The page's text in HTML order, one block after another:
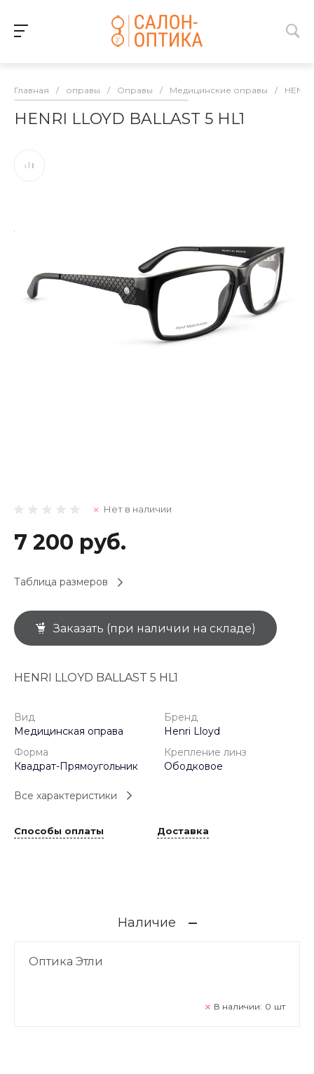
Главная / оправы / Оправы / Медицинские оправы /
HENRI LLOYD BALLAST 5 HL1
Нет в наличии
7 200 руб.
Таблица размеров
Заказать (при наличии на складе)
HENRI LLOYD BALLAST 5 HL1
Вид
Медицинская оправа
Бренд
Henri Lloyd
Форма
Квадрат-Прямоугольник
Крепление линз
Ободковое
Все характеристики
Способы оплаты Доставка
Наличие
Оптика Этли
В наличии: 0 шт